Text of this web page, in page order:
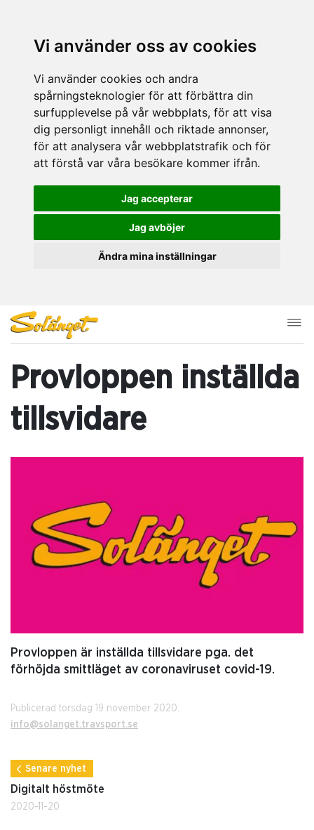
Vi använder oss av cookies
Vi använder cookies och andra
spårningsteknologier för att förbättra din
surfupplevelse på vår webbplats, för att visa
dig personligt innehåll och riktade annonser,
för att analysera vår webbplatstrafik och för
att förstå var våra besökare kommer ifrån.
Jag accepterar
Jag avböjer
Ändra mina inställningar
Provloppen inställda
tillsvidare
Provloppen är inställda tillsvidare pga. det
förhöjda smittläget av coronaviruset covid-19.
Publicerad torsdag 19 november 2020.
info@solanget.travsport.se
Senare nyhet
Digitalt höstmöte
2020-11-20